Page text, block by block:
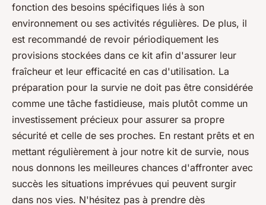
fonction des besoins spécifiques liés à son
environnement ou ses activités régulières. De plus, il
est recommandé de revoir périodiquement les
provisions stockées dans ce kit afin d'assurer leur
fraîcheur et leur efficacité en cas d'utilisation. La
préparation pour la survie ne doit pas être considérée
comme une tâche fastidieuse, mais plutôt comme un
investissement précieux pour assurer sa propre
sécurité et celle de ses proches. En restant prêts et en
mettant régulièrement à jour notre kit de survie, nous
nous donnons les meilleures chances d'affronter avec
succès les situations imprévues qui peuvent surgir
dans nos vies. N'hésitez pas à prendre dès